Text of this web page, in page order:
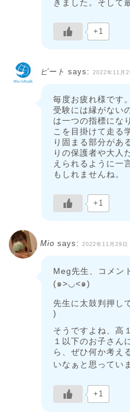
きました。そして
+1
ピート says: 2022年11月
毎度お疲れ様です
受験には縁がない
は一つの指標にな
こを目掛けて走る
り固まる部分があ
りの保護者や大人
えられるように一
もしれませんね。
+1
Mio says: 2022年11月29日
Meg先生、コメン
(๑>◡<๑)
先生に太鼓判押
)
そうですよね、高
１以下のお子さん
ら、ぜひ何か考え
いなぁと思ってい
+1